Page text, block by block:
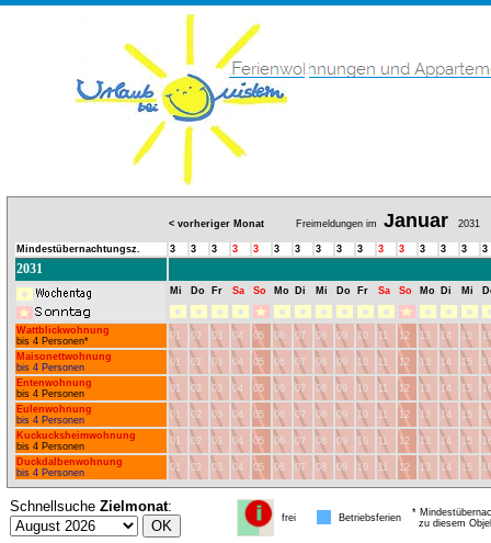
< vorheriger Monat Freimeldungen im Januar 2031
Mindestübernachtungsz. 3 3 3 3 3 3 3 3 3 3 3 3 3 3 3 3
2031
Mi Do Fr Sa So Mo Di Mi Do Fr Sa So Mo Di Mi
Wattblickwohnung
bis 4 Personen*
01 02 03 04 05 06 07 08 09 10 11 12 13 14 15
Maisonettwohnung
bis 4 Personen
01 02 03 04 05 06 07 08 09 10 11 12 13 14 15
Entenwohnung
bis 4 Personen
01 02 03 04 05 06 07 08 09 10 11 12 13 14 15
Eulenwohnung
bis 4 Personen
01 02 03 04 05 06 07 08 09 10 11 12 13 14 15
Kuckucksheimwohnung
bis 4 Personen
01 02 03 04 05 06 07 08 09 10 11 12 13 14 15
Duckdalbenwohnung
bis 4 Personen
01 02 03 04 05 06 07 08 09 10 11 12 13 14 15
Schnellsuche Zielmonat:
frei Betriebsferien
*
zu diesem